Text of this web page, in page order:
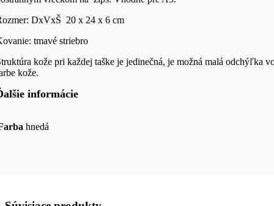
DxVxŠ 20 x 24 x 6 cm
tmavé striebro
kože pri každej taške je jedinečná, je možná malá odchýľka
kože.
informácie
hnedá